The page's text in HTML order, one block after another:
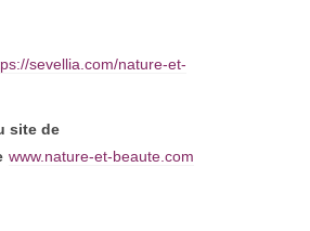
sevellia.com/nature-et-
site de
www.nature-et-beaute.com